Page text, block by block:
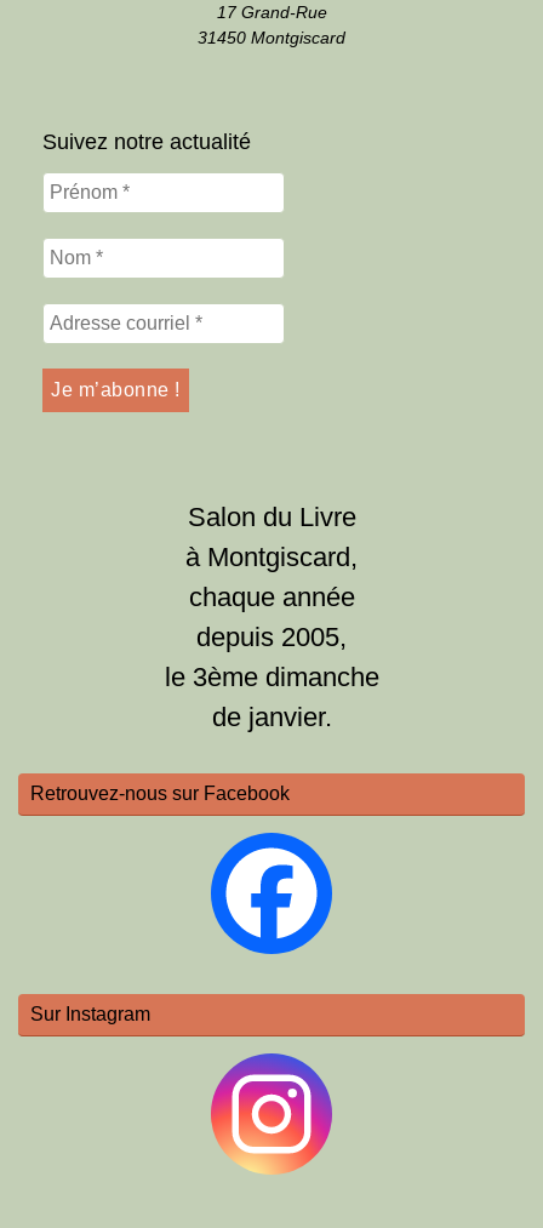
17 Grand-Rue
31450 Montgiscard
Suivez notre actualité
Salon du Livre
à Montgiscard,
chaque année
depuis 2005,
le 3ème dimanche
de janvier.
Retrouvez-nous sur Facebook
Sur Instagram